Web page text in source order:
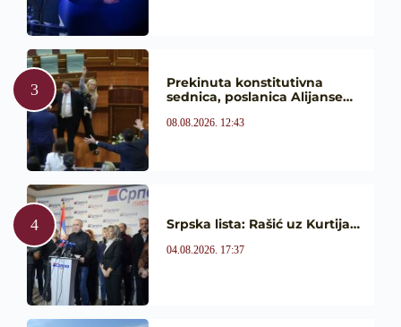
Prekinuta konstitutivna
sednica, poslanica Alijanse…
08.08.2026. 12:43
Srpska lista: Rašić uz Kurtija…
04.08.2026. 17:37